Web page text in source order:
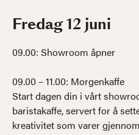
Fredag 12 juni
09.00: Showroom åpner
09.00 – 11.00: Morgenkaffe
Start dagen din i vårt
baristakaffe, servert for å
kreativitet som varer